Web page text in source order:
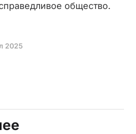
общество.
2025